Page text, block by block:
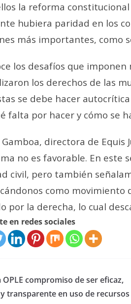
la reforma
hubiera paridad en los
más importantes, como
los desafíos que
los derechos de las
se debe hacer
falta por hacer y cómo se
directora de Equis
no es favorable. En este
civil, pero también
como movimiento
por la derecha, lo cual
en redes sociales
OPLE compromiso de ser eficaz,
transparente en uso de recursos